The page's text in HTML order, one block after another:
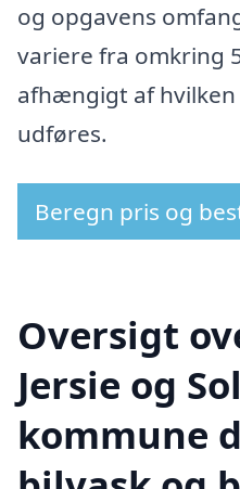
og opgavens
variere fra omkring
afhængigt af
udføres.
Beregn pris og
Oversigt
Jersie og
kommune